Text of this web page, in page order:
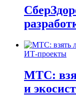
ИТ-проекты
МТС:
и